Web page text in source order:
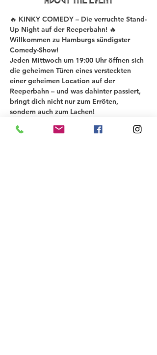
🔥 KINKY COMEDY – Die verruchte Stand-
Up Night auf der Reeperbahn! 🔥
Willkommen zu Hamburgs sündigster
Comedy-Show!
Jeden Mittwoch um 19:00 Uhr öffnen sich
die geheimen Türen eines versteckten
einer geheimen Location auf der
Reeperbahn – und was dahinter passiert,
bringt dich nicht nur zum Erröten,
sondern auch zum Lachen!
Bei der KINKY COMEDY New Material